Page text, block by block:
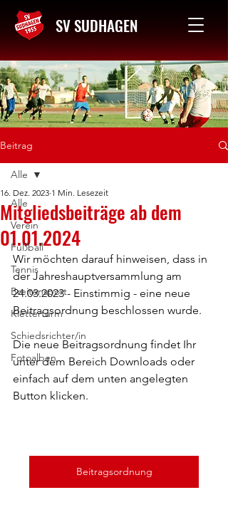
SV SUDHAGEN
Kontakt
Beitrag
Alle
Verein
Fußball
Tennis
Breitensport
Kletterturm
Schiedsrichter/in
Fotoalben
Alle
Mitgliedsbeiträge ab dem
01.01.2024
16. Dez. 2023 1 Min. Lesezeit
Wir möchten darauf hinweisen, dass in
der Jahreshauptversammlung am
24.03.2023 - Einstimmig - eine neue
Beitragsordnung beschlossen wurde.
Die neue Beitragsordnung findet Ihr
unter dem Bereich Downloads oder
einfach auf dem unten angelegten
Button klicken.
Beitragsordnung